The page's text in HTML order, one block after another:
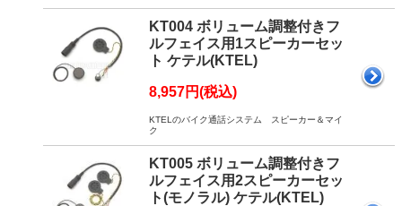
KT004 ボリューム調整付きフ
ルフェイス用1スピーカーセッ
ト ケテル(KTEL)
8,957円(税込)
KTELのバイク通話システム スピーカー＆マイ
ク
KT005 ボリューム調整付きフ
ルフェイス用2スピーカーセッ
ト(モノラル) ケテル(KTEL)